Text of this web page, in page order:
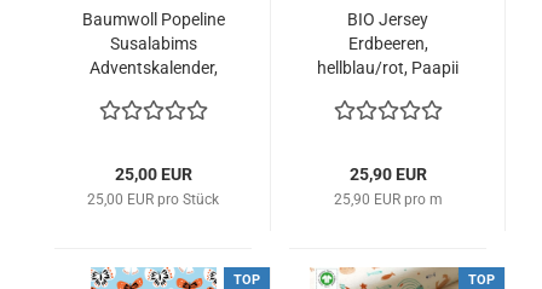
Baumwoll Popeline
Susalabims
Adventskalender,
25,00 EUR
25,00 EUR pro Stück
BIO Jersey
Erdbeeren,
hellblau/rot, Paapii
25,90 EUR
25,90 EUR pro m
TOP TOP